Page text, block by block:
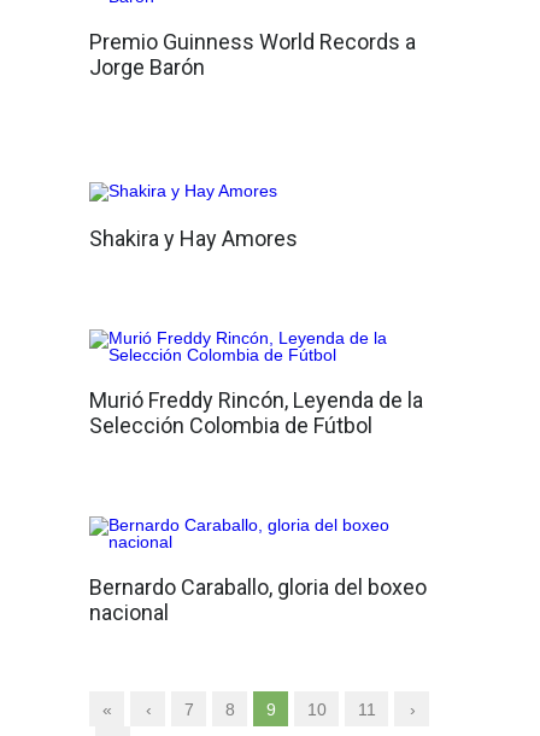
Premio Guinness World Records a
Jorge Barón
Shakira y Hay Amores
Murió Freddy Rincón, Leyenda de la
Selección Colombia de Fútbol
Bernardo Caraballo, gloria del boxeo
nacional
« ‹ 7 8 9 10 11
›